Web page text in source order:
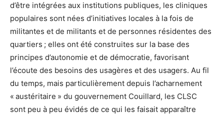
d’être intégrées aux institutions publiques, les cliniques
populaires sont nées d’initiatives locales à la fois de
militantes et de militants et de personnes résidentes des
quartiers ; elles ont été construites sur la base des
principes d’autonomie et de démocratie, favorisant
l’écoute des besoins des usagères et des usagers. Au fil
du temps, mais particulièrement depuis l’acharnement
« austéritaire » du gouvernement Couillard, les CLSC
sont peu à peu évidés de ce qui les faisait apparaître